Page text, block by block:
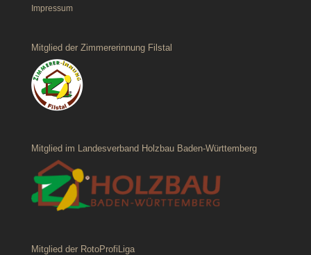
Impressum
Mitglied der Zimmererinnung Filstal
Mitglied im Landesverband Holzbau Baden-Württemberg
Mitglied der RotoProfiLiga